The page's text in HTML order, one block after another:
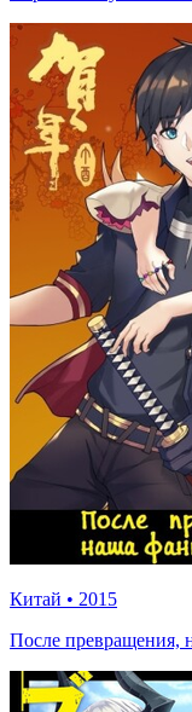
Китай • 2015
После превращения,